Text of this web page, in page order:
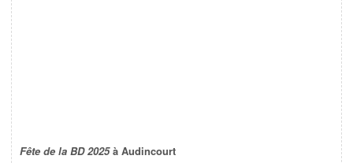
Fête de la BD 2025à Audincourt